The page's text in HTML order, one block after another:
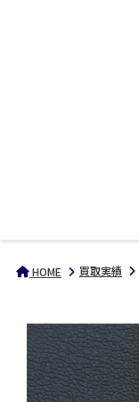
HOME 買取実績